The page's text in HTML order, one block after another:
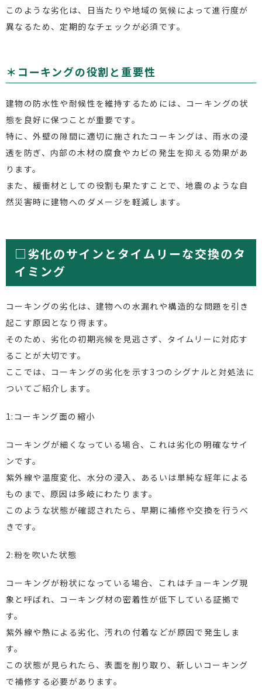
このような劣化は、日当たりや地域の気候によって進行度が
異なるため、定期的なチェックが必須です。
＊コーキングの役割と重要性
建物の防水性や耐候性を維持するためには、コーキングの状
態を良好に保つことが重要です。
特に、外壁の隙間に適切に施されたコーキングは、雨水の浸
透を防ぎ、内部の木材の腐食やカビの発生を抑える効果があ
ります。
また、緩衝材としての役割も果たすことで、地震のような自
然災害時に建物へのダメージを軽減します。
□劣化のサインとタイムリーな交換のタ
イミング
コーキングの劣化は、建物への水漏れや構造的な問題を引き
起こす原因となり得ます。
そのため、劣化の初期兆候を見逃さず、タイムリーに対応す
ることが大切です。
ここでは、コーキングの劣化を示す3つのシグナルと対処法に
ついてご紹介します。
1:コーキング面の縮小
コーキングが細くなっている場合、これは劣化の明確なサイ
ンです。
紫外線や温度変化、水分の浸入、あるいは単純な経年による
ものまで、原因は多岐にわたります。
このような状態が確認されたら、早期に補修や交換を行うべ
きです。
2:粉を吹いた状態
コーキングが粉状になっている場合、これはチョーキング現
象と呼ばれ、コーキング材の密着性が低下している証拠で
す。
紫外線や熱による劣化、汚れの付着などが原因で発生しま
す。
この状態が見られたら、表面を削り取り、新しいコーキング
で補修する必要があります。